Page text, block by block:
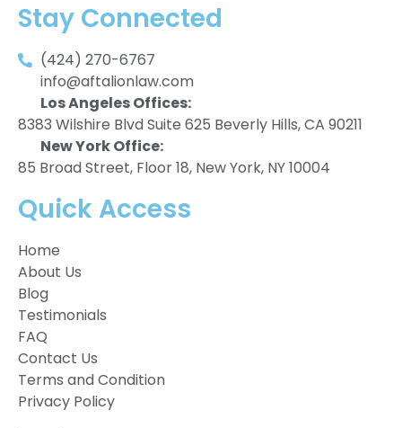
Stay Connected
(424) 270-6767
info@aftalionlaw.com
Los Angeles Offices:
8383 Wilshire Blvd Suite 625 Beverly Hills, CA 90211
New York Office:
85 Broad Street, Floor 18, New York, NY 10004
Quick Access
Home
About Us
Blog
Testimonials
FAQ
Contact Us
Terms and Condition
Privacy Policy